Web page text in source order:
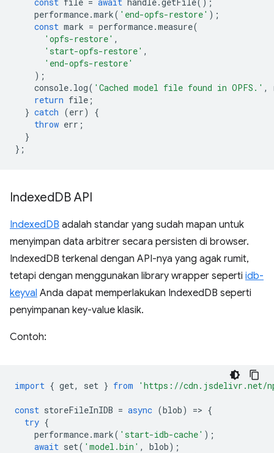
performance.mark( 'end-opfs-restore' );
const mark = performance.measure(
'opfs-restore' ,
'start-opfs-restore' ,
'end-opfs-restore'
);
console. log( 'Cached model file found in OPFS.' ,
return file ;
} catch (err)
{
throw err ;
}
};
IndexedDB API
IndexedDB adalah standar yang sudah mapan untuk
menyimpan data arbitrer secara persisten di browser.
IndexedDB terkenal dengan API-nya yang agak rumit,
tetapi dengan menggunakan library wrapper seperti idb-
keyval Anda dapat memperlakukan IndexedDB seperti
penyimpanan key-value klasik.
Contoh:
import { get, set } from 'https://cdn.jsdelivr.net/
const storeFileInIDB = async (blob) => {
try {
performance.mark( 'start-idb-cache' );
await set( 'model.bin' , blob);